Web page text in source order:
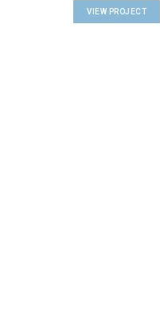
VIEW PROJECT